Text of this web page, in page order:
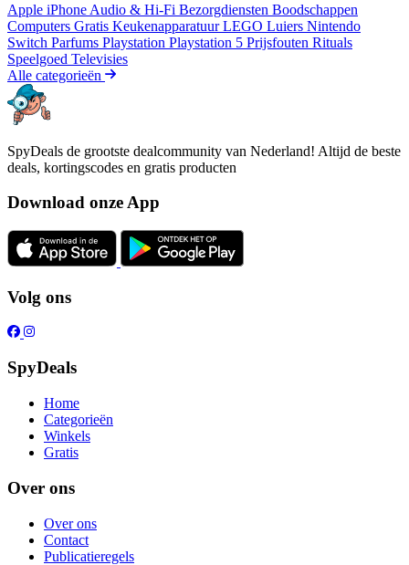
Apple iPhone Audio & Hi-Fi Bezorgdiensten Boodschappen
Computers Gratis KeukenapparatuurLEGO Luiers Nintendo
Switch Parfums Playstation Playstation 5 Prijsfouten Rituals
Speelgoed Televisies
Alle categorieën
SpyDeals de grootste dealcommunity van Nederland! Altijd de beste
deals, kortingscodes en gratis producten
Download onze App
Volg ons
SpyDeals
Home
Categorieën
Winkels
Gratis
Over ons
Over ons
Contact
Publicatieregels